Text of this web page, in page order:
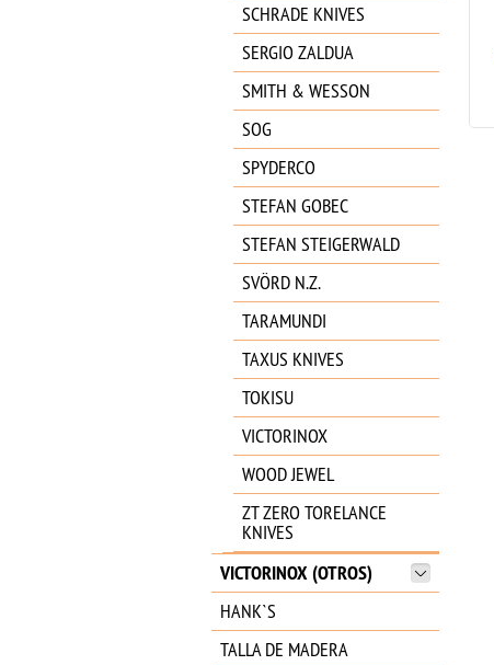
SCHRADE KNIVES
SERGIO ZALDUA
SMITH & WESSON
SOG
SPYDERCO
STEFAN GOBEC
STEFAN STEIGERWALD
SVÖRD N.Z.
TARAMUNDI
TAXUS KNIVES
TOKISU
VICTORINOX
WOOD JEWEL
ZT ZERO TORELANCE
KNIVES
VICTORINOX (OTROS)
HANK`S
TALLA DE MADERA
ALBAINOX DAMASCO /
ACRILICO 32564
99.95